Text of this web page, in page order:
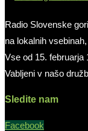
Radio Slovenske
na lokalnih
Vse od 15. februarja
Vabljeni v našo
Sledite nam
Facebook